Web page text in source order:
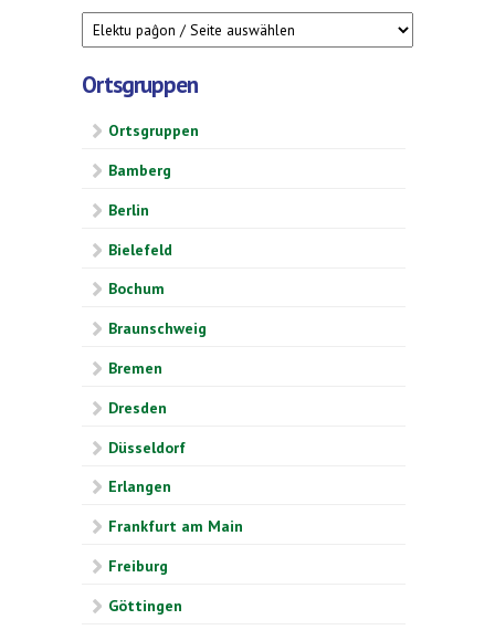
Ortsgruppen
Ortsgruppen
Bamberg
Berlin
Bielefeld
Bochum
Braunschweig
Bremen
Dresden
Düsseldorf
Erlangen
Frankfurt am Main
Freiburg
Göttingen